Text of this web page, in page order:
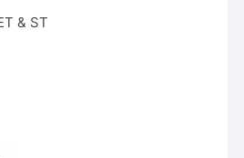
& ST